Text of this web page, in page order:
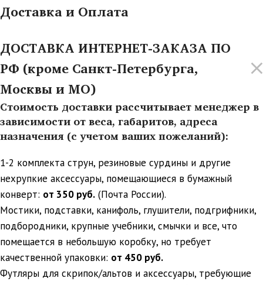
Доставка и Оплата
ДОСТАВКА ИНТЕРНЕТ-ЗАКАЗА ПО
РФ (кроме Санкт-Петербурга,
Москвы и МО)
Стоимость доставки рассчитывает менеджер в
зависимости от веса, габаритов, адреса
назначения (с учетом ваших пожеланий):
1-2 комплекта струн, резиновые сурдины и другие
нехрупкие аксессуары, помещающиеся в бумажный
конверт: от 350 руб. (Почта России).
Мостики, подставки, канифоль, глушители, подгрифники,
подбородники, крупные учебники, смычки и все, что
помещается в небольшую коробку, но требует
качественной упаковки: от 450 руб.
Футляры для скрипок/альтов и аксессуары, требующие